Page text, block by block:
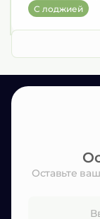
С лоджией
Оставьте